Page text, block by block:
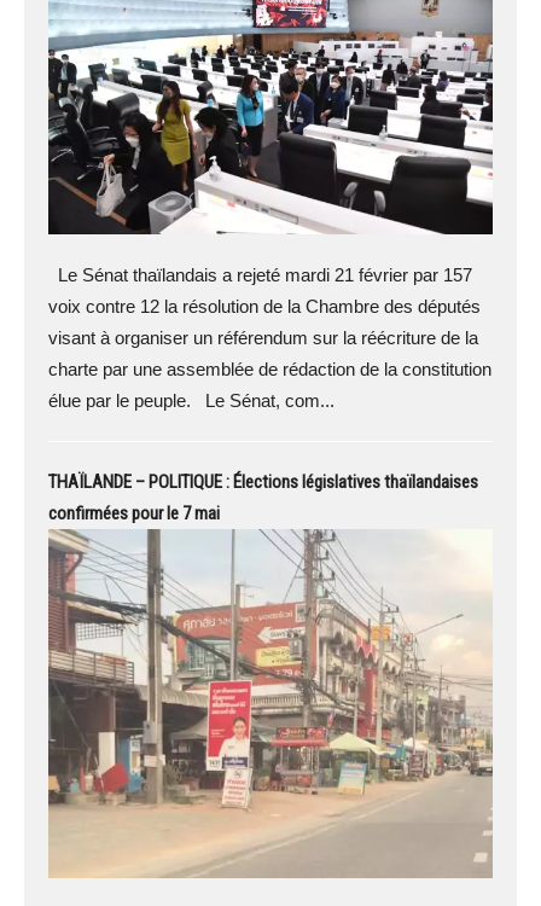
Le Sénat thaïlandais a rejeté mardi 21 février par 157
voix contre 12 la résolution de la Chambre des députés
visant à organiser un référendum sur la réécriture de la
charte par une assemblée de rédaction de la constitution
élue par le peuple. Le Sénat, com...
THAÏLANDE – POLITIQUE : Élections législatives thaïlandaises
confirmées pour le 7 mai